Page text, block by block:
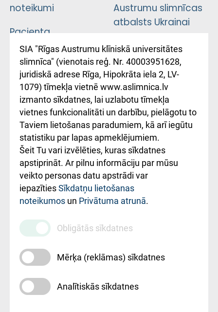
noteikumi
Pacienta
atsauksmju/sūdzību
iesniegšanas
kārtība
Kā pie mums nokļūt
Rēķinu apmaksas
ceļvedis
Rekvizīti un
ārstniecības
iestādes kods
010000234
Maksas
pakalpojumu
cenrādis
Austrumu slimnīcas
atbalsts Ukrainai
Підтримка Східної
лікарні та співпраця з
Україною
SIA "Rīgas Austrumu klīniskā universitātes
slimnīca" (vienotais reģ. Nr. 40003951628,
juridiskā adrese Rīga, Hipokrāta iela 2, LV-
1079) tīmekļa vietnē www.aslimnica.lv
izmanto sīkdatnes, lai uzlabotu tīmekļa
vietnes funkcionalitāti un darbību, pielāgotu to
Taviem lietošanas paradumiem, kā arī iegūtu
statistiku par lapas apmeklējumiem.
Šeit Tu vari izvēlēties, kuras sīkdatnes
apstiprināt. Ar pilnu informāciju par mūsu
veikto personas datu apstrādi var
iepazītiesSīkdatņu lietošanas
noteikumos un Privātuma atrunā.
Obligātās sīkdatnes
Mērķa (reklāmas) sīkdatnes
Analītiskās sīkdatnes